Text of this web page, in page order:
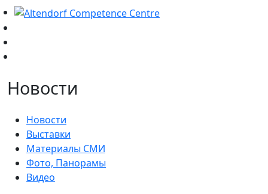
Новости
Новости
Выставки
Материалы СМИ
Фото, Панорамы
Видео